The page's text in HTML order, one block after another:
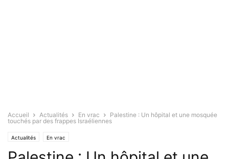
Accueil Actualités En vrac
Palestine : Un hôpital et une mosquée
touchés par des frappes Israéliennes
Actualités En vrac